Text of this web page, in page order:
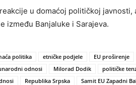
u domaćoj političkoj javnosti,
između Banjaluke i Sarajeva.
politika etničke podjele EU proširenje
odnosi Milorad Dodik političke
Republika Srpska Samit EU Zapadni